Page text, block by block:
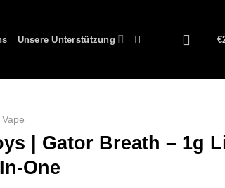
Unsere Unterstützung €
| Gator Breath – 1g
One